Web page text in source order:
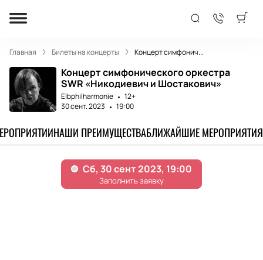
Главная Билеты на концерты Концерт симфонич...
Концерт симфонического оркестра
SWR «Никодиевич и Шостакович»
Elbphilharmonie
12+
30 сент. 2023
19:00
НАШИ ПРЕИМУЩЕСТВАБЛИЖАЙШИЕ МЕРОПРИЯТИЯ